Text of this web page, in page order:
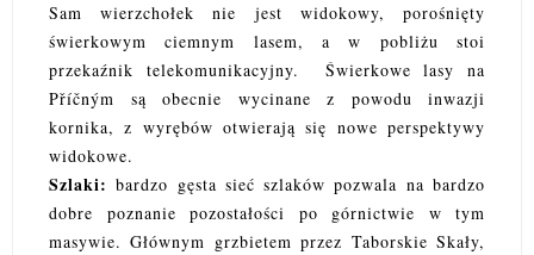
Sam wierzchołek nie jest widokowy, porośnięty
świerkowym ciemnym lasem, a w pobliżu stoi
przekaźnik telekomunikacyjny. Świerkowe lasy na
Příčným są obecnie wycinane z powodu inwazji
kornika, z wyrębów otwierają się nowe perspektywy
widokowe.
Szlaki: bardzo gęsta sieć szlaków pozwala na bardzo
dobre poznanie pozostałości po górnictwie w tym
masywie. Głównym grzbietem przez Taborskie Skały,